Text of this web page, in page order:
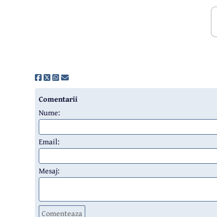
Comentarii
Nume:
Email:
Mesaj:
Comenteaza